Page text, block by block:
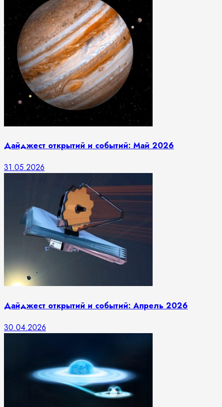
Дайджест открытий и событий: Май 2026
31.05.2026
Дайджест открытий и событий: Апрель 2026
30.04.2026